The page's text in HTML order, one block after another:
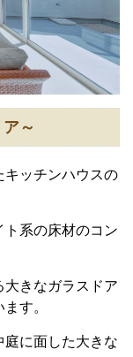
～
キッチンハウスの
ト系の床材のコン
大きなガラスドア
す。
庭に面した大きな